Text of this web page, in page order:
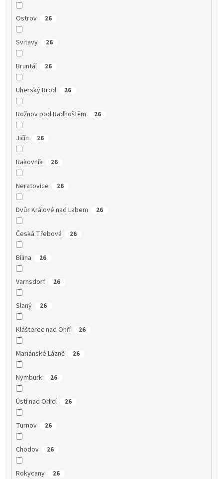
Ostrov 26
Svitavy 26
Bruntál 26
Uherský Brod 26
Rožnov pod Radhoštěm 26
Jičín 26
Rakovník 26
Neratovice 26
Dvůr Králové nad Labem 26
Česká Třebová 26
Bílina 26
Varnsdorf 26
Slaný 26
Klášterec nad Ohří 26
Mariánské Lázně 26
Nymburk 26
Ústí nad Orlicí 26
Turnov 26
Chodov 26
Rokycany 26